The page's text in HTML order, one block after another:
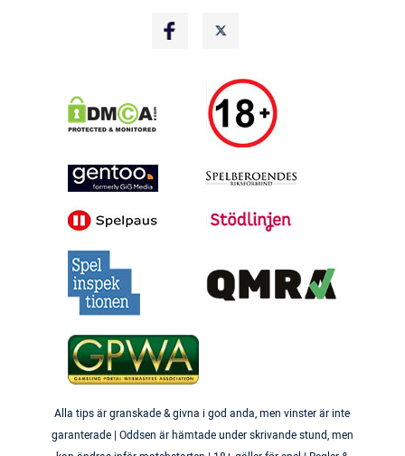
Alla tips är granskade & givna i god anda, men vinster är inte
garanterade | Oddsen är hämtade under skrivande stund, men